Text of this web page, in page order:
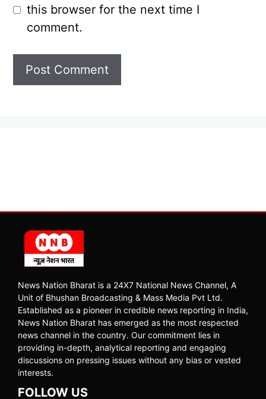
this browser for the next time I
comment.
News Nation Bharat is a 24X7 National News Channel, A
Unit of Bhushan Broadcasting & Mass Media Pvt Ltd.
Established as a pioneer in credible news reporting in India,
News Nation Bharat has emerged as the most respected
news channel in the country. Our commitment lies in
providing in-depth, analytical reporting and engaging
discussions on pressing issues without any bias or vested
interests.
FOLLOW US